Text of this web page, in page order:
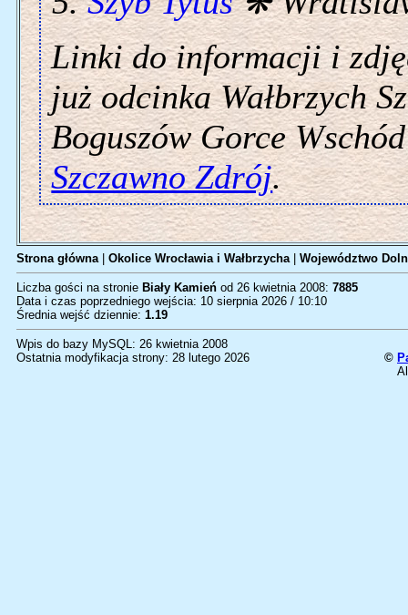
Linki do informacji i
już odcinka Wałbrzych
Boguszów Gorce
Szczawno Zdrój.
Strona główna| Okolice Wrocławia i Wałbrzycha| Województwo
Liczba gości na stronie Biały Kamień od 26 kwietnia 2008: 7885
Data i czas poprzedniego wejścia: 10 sierpnia 2026 / 10:10
Średnia wejść dziennie: 1.19
Wpis do bazy MySQL: 26 kwietnia 2008
Ostatnia modyfikacja strony: 28 lutego 2026
©